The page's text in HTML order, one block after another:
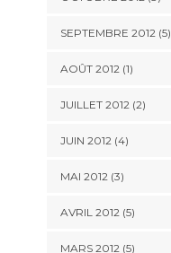
SEPTEMBRE 2012(5)
AOÛT 2012(1)
JUILLET 2012(2)
JUIN 2012(4)
MAI 2012(3)
AVRIL 2012(5)
MARS 2012(5)